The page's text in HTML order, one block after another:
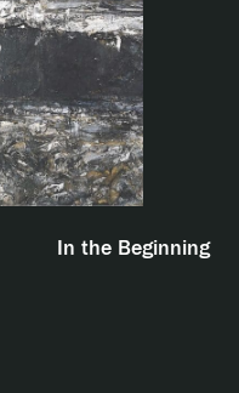
In the Beginning